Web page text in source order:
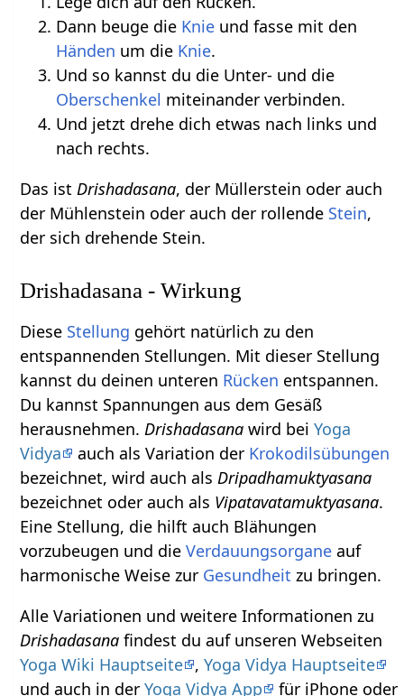
Dann beuge die Knie und fasse mit den
Händen um die Knie.
Und so kannst du die Unter- und die
Oberschenkel miteinander verbinden.
Und jetzt drehe dich etwas nach links und
nach rechts.
Das istDrishadasana, der Müllerstein oder auch
der Mühlenstein oder auch der rollende Stein,
der sich drehende Stein.
Drishadasana - Wirkung
Diese Stellung gehört natürlich zu den
entspannenden Stellungen. Mit dieser Stellung
kannst du deinen unteren Rücken entspannen.
Du kannst Spannungen aus dem Gesäß
herausnehmen.Drishadasana wird beiYoga
Vidya
auch als Variation der Krokodilsübungen
bezeichnet, wird auch alsDripadhamuktyasana
bezeichnet oder auch als Vipatavatamuktyasana.
Eine Stellung, die hilft auch Blähungen
vorzubeugen und dieVerdauungsorgane auf
harmonische Weise zur Gesundheit zu bringen.
Alle Variationen und weitere Informationen zu
Drishadasana findest du auf unseren Webseiten
Yoga Wiki Hauptseite ,Yoga Vidya Hauptseite
und auch in derYoga Vidya App für iPhone oder